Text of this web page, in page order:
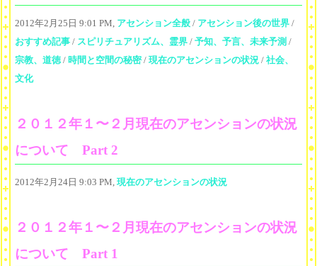
2012年2月25日 9:01 PM, アセンション全般 / アセンション後の世界 /
おすすめ記事 / スピリチュアリズム、霊界 / 予知、予言、未来予測 /
宗教、道徳/ 時間と空間の秘密/ 現在のアセンションの状況 / 社会、
文化
２０１２年１〜２月現在のアセンションの状況
について Part 2
2012年2月24日 9:03 PM, 現在のアセンションの状況
２０１２年１〜２月現在のアセンションの状況
について Part 1